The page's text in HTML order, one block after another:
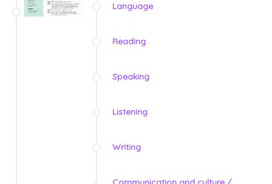
Language
Reading
Speaking
Listening
Writing